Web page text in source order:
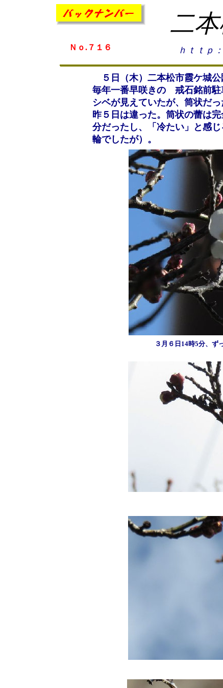
二
Ｎｏ.７１６ ｈｔｔｐ
５日（木）二本松市霞ケ城
毎年一番早咲きの 戒石銘前
シベが見えていたが、筒状だ
昨５日は違った。筒状の蕾は
分だったし、「冷たい」と感
輪でしたが）。
３月６日14時5分、ず